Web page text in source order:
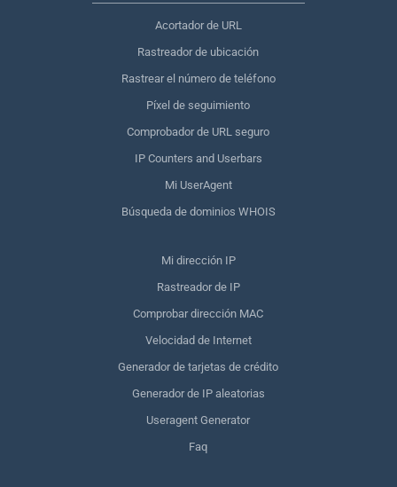
Acortador de URL
Rastreador de ubicación
Rastrear el número de teléfono
Píxel de seguimiento
Comprobador de URL seguro
IP Counters and Userbars
Mi UserAgent
Búsqueda de dominios WHOIS
Mi dirección IP
Rastreador de IP
Comprobar dirección MAC
Velocidad de Internet
Generador de tarjetas de crédito
Generador de IP aleatorias
Useragent Generator
Faq